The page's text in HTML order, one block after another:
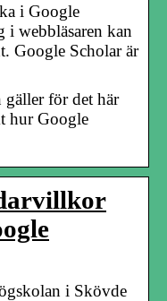
i Google
i webbläsaren kan
Google Scholar är
för det här
hur Google
i Skövde